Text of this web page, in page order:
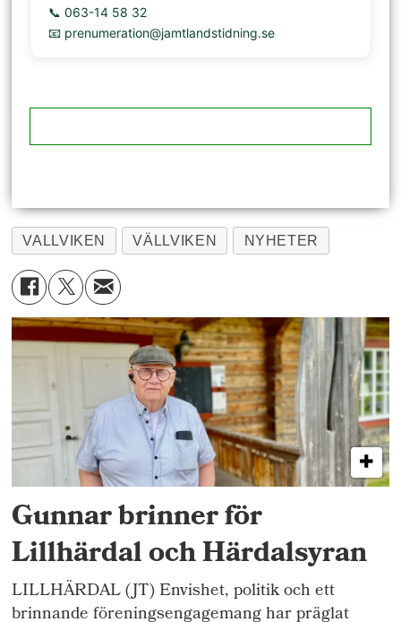
📞 063-14 58 32
📧 prenumeration@jamtlandstidning.se
VALLVIKEN VÄLLVIKEN NYHETER
Gunnar brinner för
Lillhärdal och Härdalsyran
LILLHÄRDAL (JT) Envishet, politik och ett
brinnande föreningsengagemang har präglat